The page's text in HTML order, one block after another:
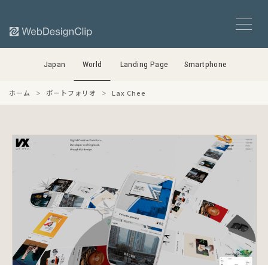
Japan World Landing Page Smartphone
ホーム ポートフォリオ Lax Chee